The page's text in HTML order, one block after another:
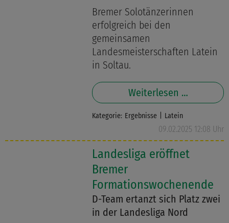
Bremer Solotänzerinnen
erfolgreich bei den
gemeinsamen
Landesmeisterschaften Latein
in Soltau.
Weiterlesen …
Kategorie: Ergebnisse Latein
09.02.2025 12:08 Uhr
Landesliga eröffnet
Bremer
Formationswochenende
D-Team ertanzt sich Platz zwei
in der Landesliga Nord